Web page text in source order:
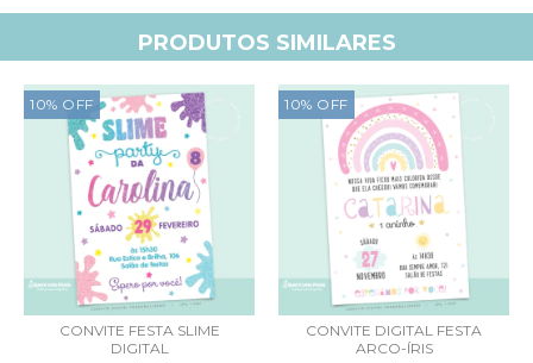
PRODUTOS SIMILARES
10% OFF
CONVITE FESTA SLIME
DIGITAL
10% OFF
CONVITE DIGITAL FESTA
ARCO-ÍRIS